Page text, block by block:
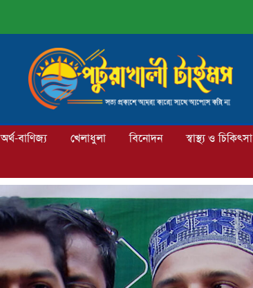
অর্থ-বাণিজ্য খেলাধুলা বিনোদন স্বাস্থ্য ও চিকিৎসা